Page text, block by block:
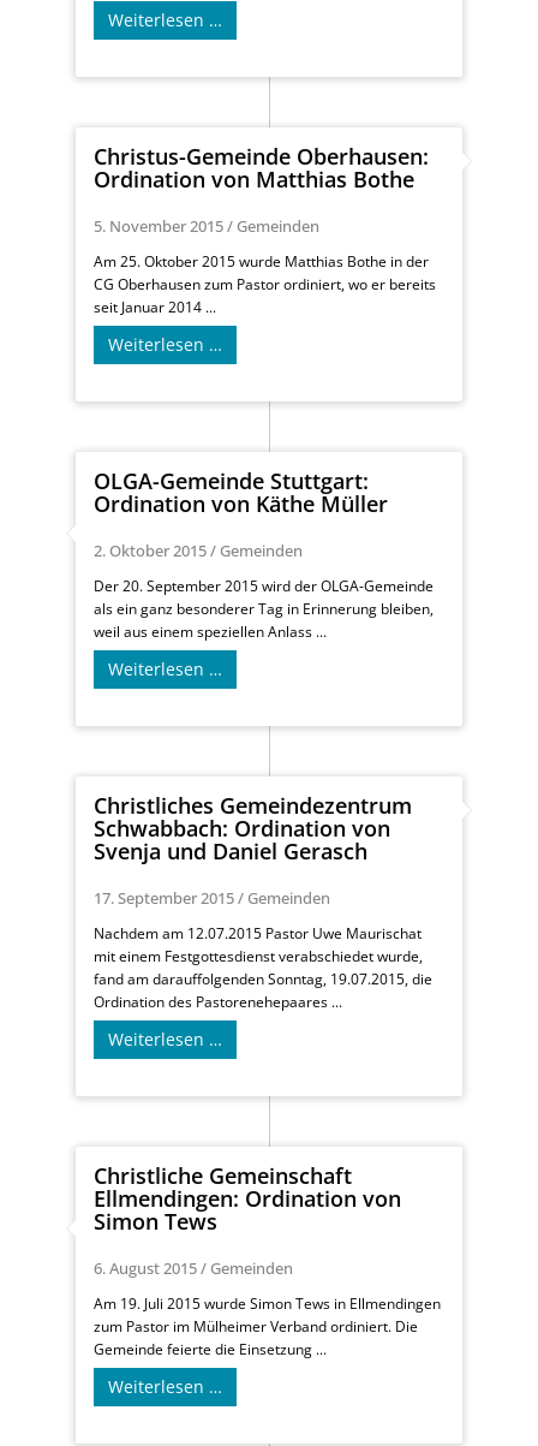
Weiterlesen …
Christus-Gemeinde Oberhausen:
Ordination von Matthias Bothe
5. November 2015/ Gemeinden
Am 25. Oktober 2015 wurde Matthias Bothe in der
CG Oberhausen zum Pastor ordiniert, wo er bereits
seit Januar 2014 ...
Weiterlesen …
OLGA-Gemeinde Stuttgart:
Ordination von Käthe Müller
2. Oktober 2015/ Gemeinden
Der 20. September 2015 wird der OLGA-Gemeinde
als ein ganz besonderer Tag in Erinnerung bleiben,
weil aus einem speziellen Anlass ...
Weiterlesen …
Christliches Gemeindezentrum
Schwabbach: Ordination von
Svenja und Daniel Gerasch
17. September 2015/ Gemeinden
Nachdem am 12.07.2015 Pastor Uwe Maurischat
mit einem Festgottesdienst verabschiedet wurde,
fand am darauffolgenden Sonntag, 19.07.2015, die
Ordination des Pastorenehepaares ...
Weiterlesen …
Christliche Gemeinschaft
Ellmendingen: Ordination von
Simon Tews
6. August 2015/ Gemeinden
Am 19. Juli 2015 wurde Simon Tews in Ellmendingen
zum Pastor im Mülheimer Verband ordiniert. Die
Gemeinde feierte die Einsetzung ...
Weiterlesen …